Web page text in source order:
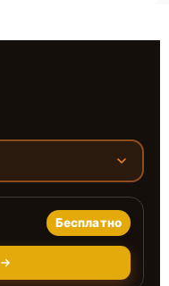
Бесплатно